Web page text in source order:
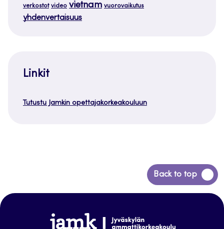
verkostot video vietnam vuorovaikutus
yhdenvertaisuus
Linkit
Tutustu Jamkin opettajakorkeakouluun
Back to top
Siirry
takaisin
www.jamk.fi